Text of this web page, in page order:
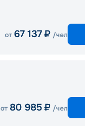
от 67 137 ₽ /чел
от 80 985 ₽ /чел